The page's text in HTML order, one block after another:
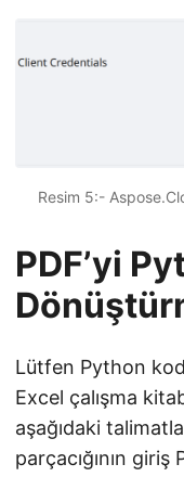
Resim 5:-
PDF’yi
Lütfen Python kod
Excel çalışma
aşağıdaki
parçacığının giriş